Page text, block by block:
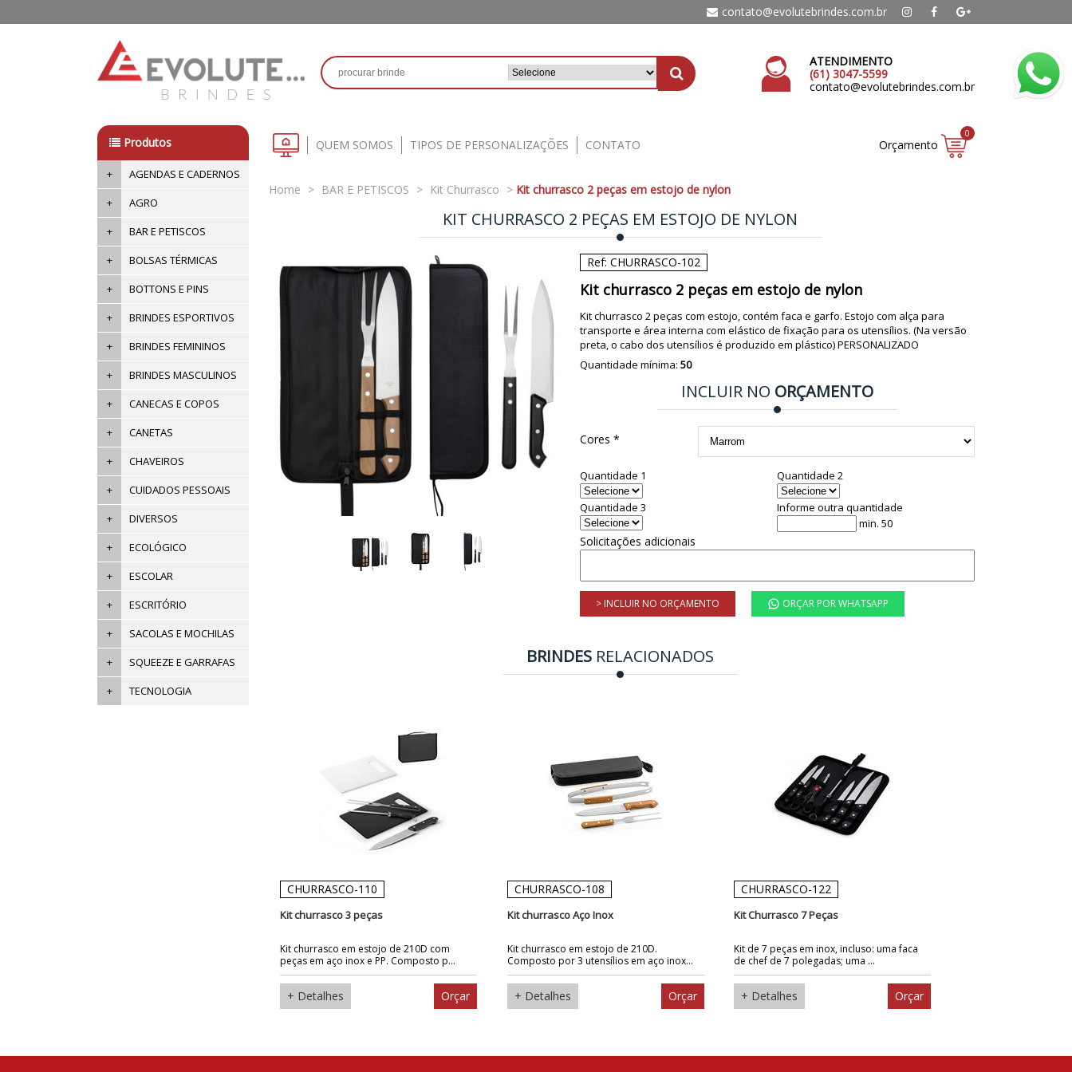
contato@evolutebrindes.com.br
ATENDIMENTO
(61) 3047-5599
contato@evolutebrindes.com.br
Produtos QUEM SOMOS TIPOS DE PERSONALIZAÇÕES CONTATO Orçamento
0
+
AGENDAS E CADERNOS
+
AGRO
+
BAR E PETISCOS
+
BOLSAS TÉRMICAS
+
BOTTONS E PINS
+
BRINDES ESPORTIVOS
+
BRINDES FEMININOS
+
BRINDES MASCULINOS
+
CANECAS E COPOS
+
CANETAS
+
CHAVEIROS
+
CUIDADOS PESSOAIS
+
DIVERSOS
+
ECOLÓGICO
+
ESCOLAR
+
ESCRITÓRIO
+
SACOLAS E MOCHILAS
+
SQUEEZE E GARRAFAS
+
TECNOLOGIA
Home > BAR E PETISCOS > Kit Churrasco > Kit churrasco 2 peças em estojo de nylon
KIT CHURRASCO 2 PEÇAS EM ESTOJO DE NYLON
Ref: CHURRASCO-102
Kit churrasco 2 peças em estojo de nylon
Kit churrasco 2 peças com estojo, contém faca e garfo. Estojo com alça para
transporte e área interna com elástico de fixação para os utensílios. (Na versão
preta, o cabo dos utensílios é produzido em plástico) PERSONALIZADO
Quantidade mínima: 50
INCLUIR NO ORÇAMENTO
Cores *
Quantidade 1 Quantidade 2
Quantidade 3
Informe outra quantidade
min. 50
Solicitações adicionais
> INCLUIR NO ORÇAMENTO ORÇAR POR WHATSAPP
BRINDESRELACIONADOS
CHURRASCO-110
Kit churrasco 3 peças
Kit churrasco em estojo de 210D com
peças em aço inox e PP. Composto p...
+ Detalhes Orçar
CHURRASCO-108
Kit churrasco Aço Inox
Kit churrasco em estojo de 210D.
Composto por 3 utensílios em aço inox...
+ Detalhes Orçar
CHURRASCO-122
Kit Churrasco 7 Peças
Kit de 7 peças em inox, incluso: uma faca
de chef de 7 polegadas; uma ...
+ Detalhes Orçar